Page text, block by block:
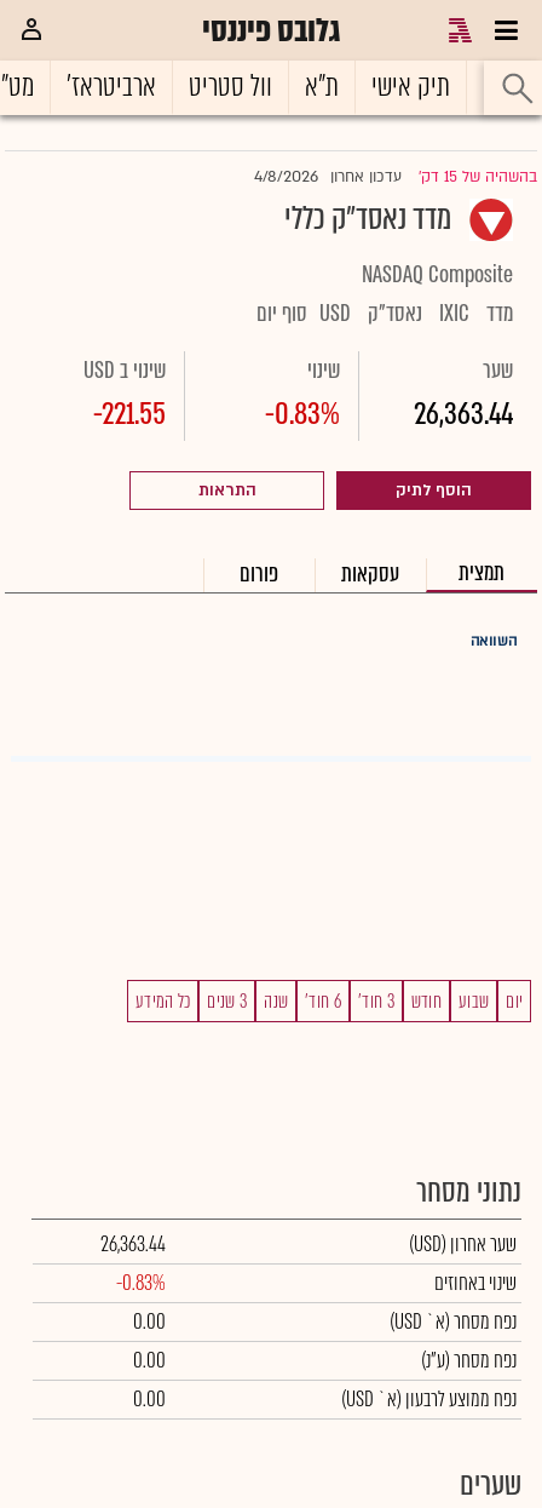
גלובס פיננסי
ראשי תיק אישי ת"א וול סטריט ארביטראז'
בהשהיה של 15 דק' |עדכון אחרון 4/8/2026
מדד נאסד״ק כללי
NASDAQ Composite
מדד IXIC נאסד"ק USD סוף יום
שער
26,363.44
שינוי
-0.83%
שינוי ב USD
-221.55
הוסף לתיק התראות
תמצית עסקאות פורום
השוואה
יום שבוע חודש 3 חוד' 6 חוד' שנה 3 שנים כל המידע
נתוני מסחר
שער אחרון (USD)
26,363.44
שינוי באחוזים
-0.83%
נפח מסחר(א` USD)
0.00
נפח מסחר(ע"נ)
0.00
נפח ממוצע לרבעון (א` USD)
0.00
שערים